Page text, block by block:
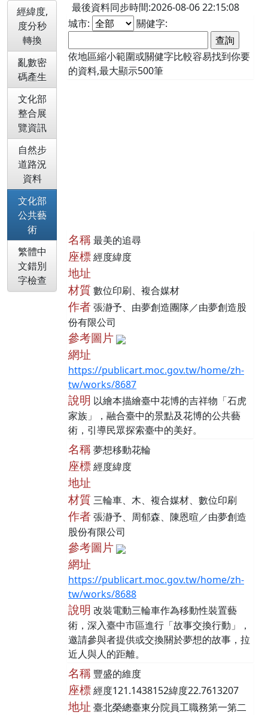
經緯度,
度分秒
轉換
亂數密
碼產生
文化部
整合展
覽資訊
自然步
道路況
資料
文化部
公共藝
術
繁體中
文錯別
字檢查
最後資料同步時間:2026-08-06 22:15:08
城市:
關健字:
依地區縮小範圍或關健字比較容易找到你要
的資料,最大顯示500筆
名稱最美的追尋
座標經度緯度
地址
材質數位印刷、複合媒材
作者張瀞予、由夢創造團隊／由夢創造股
份有限公司
參考圖片
網址
https://publicart.moc.gov.tw/home/zh-
tw/works/8687
說明 以繪本描繪臺中花博的吉祥物「石虎
家族」，融合臺中的景點及花博的公共藝
術，引導民眾探索臺中的美好。
名稱夢想移動花輪
座標經度緯度
地址
材質三輪車、木、複合媒材、數位印刷
作者張瀞予、周郁森、陳恩暄／由夢創造
股份有限公司
參考圖片
網址
https://publicart.moc.gov.tw/home/zh-
tw/works/8688
說明 改裝電動三輪車作為移動性裝置藝
術，深入臺中市區進行「故事交換行動」，
邀請參與者提供或交換關於夢想的故事，拉
近人與人的距離。
名稱 豐盛的維度
座標經度121.1438152緯度22.7613207
地址 臺北榮總臺東分院員工職務第一第二